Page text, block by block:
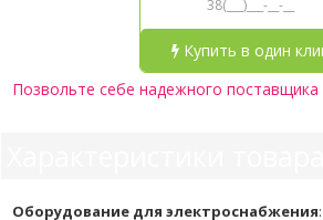
Купить в один
Позвольте себе надежного поставщика
Оборудование для электроснабжения: